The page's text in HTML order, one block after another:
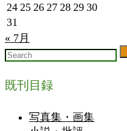
24 25 26 27 28 29 30
31
« 7月
既刊目録
写真集・画集